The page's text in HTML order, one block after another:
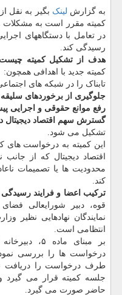
به گزارش لینک بگیر به نقل
کمیته مقرر است به مشکلات
در تعامل با دستگاههای
رسیدگی کند.
هدف از تشکیل کمیته
کمیته جدید با اهدافی همچون:
تابناک را در شبکه های
جلوگیری از برخوردهای سلیقه
رفع موانع حقوقی و اجرایی
گسترش سهم اقتصاد دیجیتال
تشکیل می شود.
این کمیته به درخواست های
اقتصاد دیجیتال که از
محدودیت ها یا تصمیمات
کند.
ترکیب اعضا و فرایند رسیدگی
قوه، دبیر شورایعالی
نمایندگان نهادهایی نظیر
انتظامی است.
بر مبنای
درخواست ها را بررسی نموده و ظرف 2
طرف درخواست را دریافت
جلسه کمیته قرار می گیرد
حاضر صورت می گیرد.